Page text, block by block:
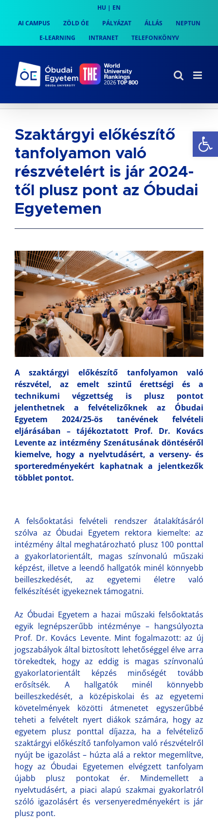
content
HU | EN
AI CAMPUS
ZÖLD ÓE PÁLYÁZAT ÁLLÁS
NEPTUN
E-LEARNING
INTRANET TELEFONKÖNYV
Szaktárgyi előkészítő
tanfolyamon való
részvételért is jár 2024-
től plusz pont az Óbudai
Egyetemen
A szaktárgyi előkészítő tanfolyamon való
részvétel, az emelt szintű érettségi és a
technikumi végzettség is plusz pontot
jelenthetnek a felvételizőknek az Óbudai
Egyetem 2024/25-ös tanévének felvételi
eljárásában – tájékoztatott Prof. Dr. Kovács
Levente az intézmény Szenátusának döntéséről
kiemelve, hogy a nyelvtudásért, a verseny- és
sporteredményekért kaphatnak a jelentkezők
többlet pontot.
A felsőoktatási felvételi rendszer átalakításáról
szólva az Óbudai Egyetem rektora kiemelte: az
intézmény által meghatározható plusz 100 ponttal
a gyakorlatorientált, magas színvonalú műszaki
képzést, illetve a leendő hallgatók minél könnyebb
beilleszkedését, az egyetemi életre való
felkészítését igyekeznek támogatni.
Az Óbudai Egyetem a hazai műszaki felsőoktatás
egyik legnépszerűbb intézménye – hangsúlyozta
Prof. Dr. Kovács Levente. Mint fogalmazott: az új
jogszabályok által biztosított lehetőséggel élve arra
törekedtek, hogy az eddig is magas színvonalú
gyakorlatorientált képzés minőségét tovább
erősítsék. A hallgatók minél könnyebb
beilleszkedését, a középiskolai és az egyetemi
követelmények közötti átmenetet egyszerűbbé
teheti a felvételt nyert diákok számára, hogy az
egyetem plusz ponttal díjazza, ha a felvételiző
szaktárgyi előkészítő tanfolyamon való részvételről
nyújt be igazolást – húzta alá a rektor megemlítve,
hogy az Óbudai Egyetemen elvégzett tanfolyam
újabb plusz pontokat ér. Mindemellett a
nyelvtudásért, a piaci alapú szakmai gyakorlatról
szóló igazolásért és versenyeredményekért is jár
plusz pont.